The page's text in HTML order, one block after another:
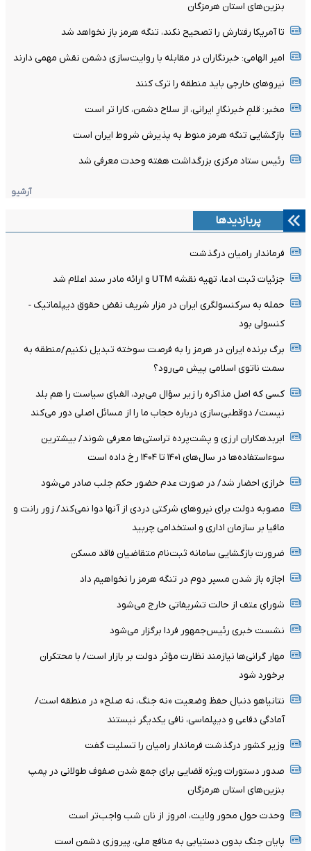
بنزین‌های استان هرمزگان
تا آمریکا رفتارش را تصحیح نکند، تنگه هرمز باز نخواهد شد
امیر الهامی: خبرنگاران در مقابله با روایت‌سازی دشمن نقش مهمی دارند
نیرو‌های خارجی باید منطقه را ترک کنند
مخبر: قلمِ خبرنگارِ ایرانی، از سلاح دشمن، کارا تر است
بازگشایی تنگه هرمز منوط به پذیرش شروط ایران است
رئیس ستاد مرکزی بزرگداشت هفته وحدت معرفی شد
آرشیو
پربازدیدها
فرماندار رامیان درگذشت
جزئیات ثبت ادعا، تهیه نقشه UTM و ارائه مادر سند اعلام شد
حمله به سرکنسولگری ایران در مزار شریف نقض حقوق دیپلماتیک -
کنسولی بود
برگ برنده ایران در هرمز را به فرصت سوخته تبدیل نکنیم/منطقه به
سمت ناتوی اسلامی پیش می‌رود؟
کسی که اصل مذاکره را زیر سؤال می‌برد، الفبای سیاست را هم بلد
نیست/ دوقطبی‌سازی درباره حجاب ما را از مسائل اصلی دور می‌کند
ابربدهکاران ارزی و پشت‌پرده تراستی‌ها معرفی شوند/ بیشترین
سوءاستفاده‌ها در سال‌های ۱۴۰۱ تا ۱۴۰۴ رخ داده است
خرازی احضار شد/ در صورت عدم حضور حکم جلب صادر می‌شود
مصوبه دولت برای نیروهای شرکتی دردی از آنها دوا نمی‌کند/ زور رانت و
مافیا بر سازمان اداری و استخدامی چربید
ضرورت بازگشایی سامانه ثبت‌نام متقاضیان فاقد مسکن
اجازه باز شدن مسیر دوم در تنگه هرمز را نخواهیم داد
شورای عتف از حالت تشریفاتی خارج می‌شود
نشست خبری رئیس‌جمهور فردا برگزار می‌شود
مهار گرانی‌ها نیازمند نظارت مؤثر دولت بر بازار است/ با محتکران
برخورد شود
نتانیاهو دنبال حفظ وضعیت «نه جنگ، نه صلح» در منطقه است/
آمادگی دفاعی و دیپلماسی، نافی یکدیگر نیستند
وزیر کشور درگذشت فرماندار رامیان را تسلیت گفت
صدور دستورات ویژه قضایی برای جمع شدن صفوف طولانی در پمپ
بنزین‌های استان هرمزگان
وحدت حول محور ولایت، امروز از نان شب واجب‌تر است
پایان جنگ بدون دستیابی به منافع ملی، پیروزی دشمن است